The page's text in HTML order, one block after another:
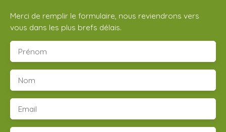
Merci de remplir le formulaire, nous reviendrons vers
vous dans les plus brefs délais.
Prénom
Nom
Email